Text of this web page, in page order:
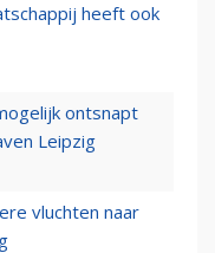
heeft ook
ontsnapt
Leipzig
vluchten naar